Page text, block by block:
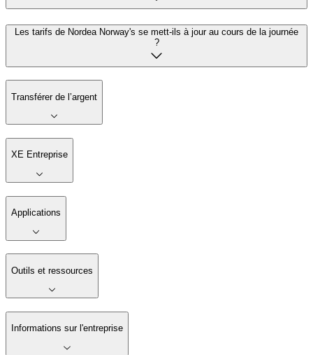
Les tarifs de Nordea Norway's se mett-ils à jour au cours de la journée
?
Transférer de l’argent
XE Entreprise
Applications
Outils et ressources
Informations sur l'entreprise